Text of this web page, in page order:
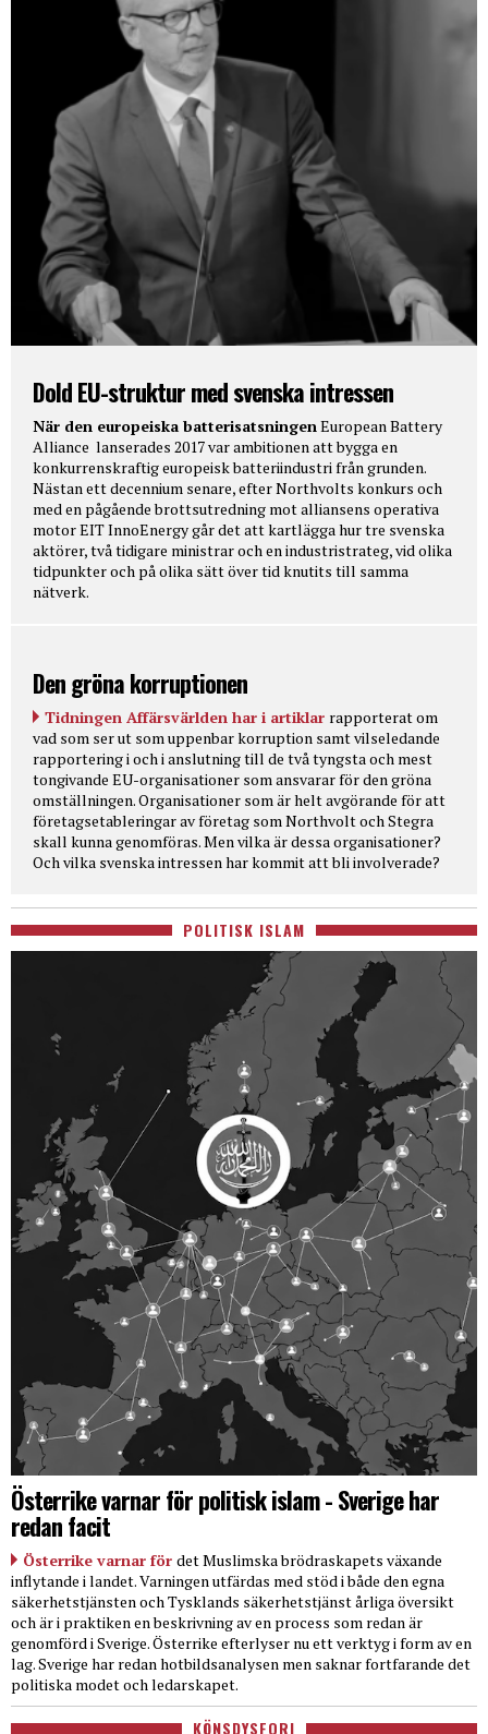
Dold EU-struktur med svenska intressen
När den europeiska batterisatsningen European Battery
Alliance lanserades 2017 var ambitionen att bygga en
konkurrenskraftig europeisk batteriindustri från grunden.
Nästan ett decennium senare, efter Northvolts konkurs och
med en pågående brottsutredning mot alliansens operativa
motor EIT InnoEnergy går det att kartlägga hur tre svenska
aktörer, två tidigare ministrar och en industristrateg, vid olika
tidpunkter och på olika sätt över tid knutits till samma
nätverk.
Den gröna korruptionen
Tidningen Affärsvärlden har i artiklar rapporterat om
vad som ser ut som uppenbar korruption samt vilseledande
rapportering i och i anslutning till de två tyngsta och mest
tongivande EU-organisationer som ansvarar för den gröna
omställningen. Organisationer som är helt avgörande för att
företagsetableringar av företag som Northvolt och Stegra
skall kunna genomföras. Men vilka är dessa organisationer?
Och vilka svenska intressen har kommit att bli involverade?
POLITISK ISLAM
Österrike varnar för politisk islam - Sverige har
redan facit
Österrike varnar för det Muslimska brödraskapets växande
inflytande i landet. Varningen utfärdas med stöd i både den egna
säkerhetstjänsten och Tysklands säkerhetstjänst årliga översikt
och är i praktiken en beskrivning av en process som redan är
genomförd i Sverige. Österrike efterlyser nu ett verktyg i form av en
lag. Sverige har redan hotbildsanalysen men saknar fortfarande det
politiska modet och ledarskapet.
KÖNSDYSFORI